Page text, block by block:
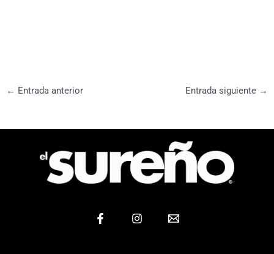
← Entrada anterior Entrada siguiente →